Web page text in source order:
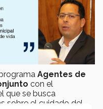
Agentes de
con el
que se busca
sobre el cuidado del